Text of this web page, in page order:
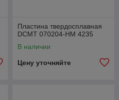
Пластина твердосплавная
DCMT 070204-HM 4235
В наличии
Цену уточняйте